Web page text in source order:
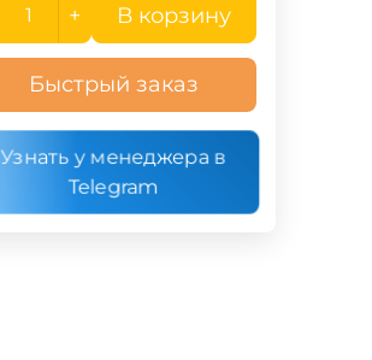
+ В корзину
Быстрый заказ
Узнать у менеджера в
Telegram